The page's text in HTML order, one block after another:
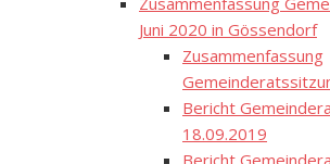
Juni 2020 in Gössendorf
Zusammenfassung
Bericht
18.09.2019
Bericht